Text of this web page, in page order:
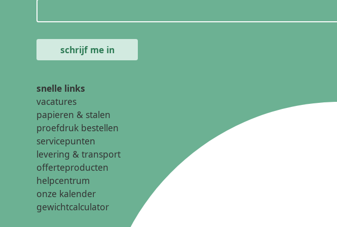
snelle links
vacatures
papieren & stalen
proefdruk bestellen
servicepunten
levering & transport
offerteproducten
helpcentrum
onze kalender
gewichtcalculator